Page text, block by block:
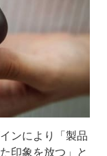
ンにより「製品
印象を放つ」と